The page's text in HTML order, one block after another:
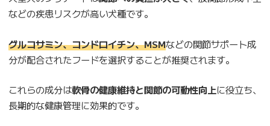
などの疾患リスクが高い犬種です。
グルコサミン、コンドロイチン、MSMなどの関節サポート成
分が配合されたフードを選択することが推奨されます。
これらの成分は軟骨の健康維持と関節の可動性向上に役立ち、
長期的な健康管理に効果的です。